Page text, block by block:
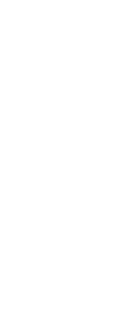
身中心，為每位住客